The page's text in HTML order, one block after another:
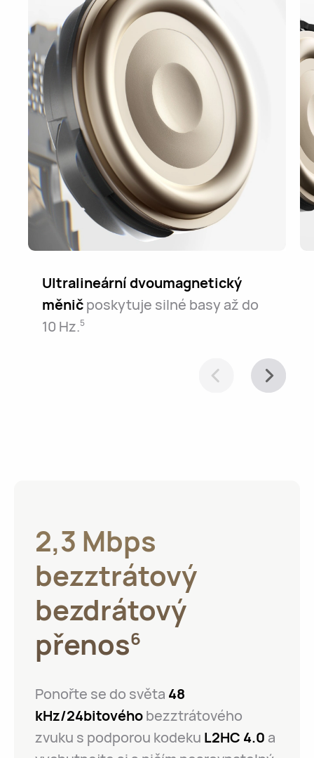
Ultralineární dvoumagnetický
měničposkytuje silné basy až do
10⁠ ⁠Hz.5
2,3 Mbps
bezztrátový
bezdrátový
přenos6
Ponořte se do světa 48
kHz/24bitovéhobezztrátového
zvuku s podporou kodeku L2HC 4.0 a